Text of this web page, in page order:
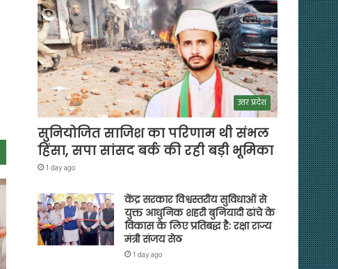
उत्तर प्रदेश
सुनियोजित साजिश का परिणाम थी संभल
हिंसा, सपा सांसद बर्क की रही बड़ी भूमिका
1 day ago
केंद्र सरकार विश्वस्तरीय सुविधाओं से
युक्त आधुनिक शहरी बुनियादी ढांचे के
विकास के लिए प्रतिबद्ध है: रक्षा राज्य
मंत्री संजय सेठ
1 day ago